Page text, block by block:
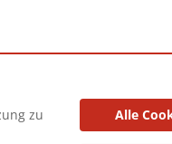
zu
Alle